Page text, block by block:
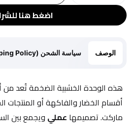
اضغط هنا
الوصف سياسة الشحن (Shipping Policy)
ماركت. تصميمها عملي